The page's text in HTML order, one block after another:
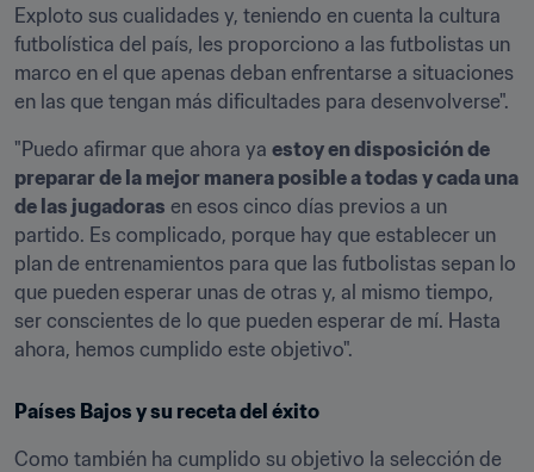
Exploto sus cualidades y, teniendo en cuenta la cultura
futbolística del país, les proporciono a las futbolistas un
marco en el que apenas deban enfrentarse a situaciones
en las que tengan más dificultades para desenvolverse".
"Puedo afirmar que ahora ya estoy en disposición de
preparar de la mejor manera posible a todas y cada una
de las jugadoras en esos cinco días previos a un
partido. Es complicado, porque hay que establecer un
plan de entrenamientos para que las futbolistas sepan lo
que pueden esperar unas de otras y, al mismo tiempo,
ser conscientes de lo que pueden esperar de mí. Hasta
ahora, hemos cumplido este objetivo".
Países Bajos y su receta del éxito
Como también ha cumplido su objetivo la selección de